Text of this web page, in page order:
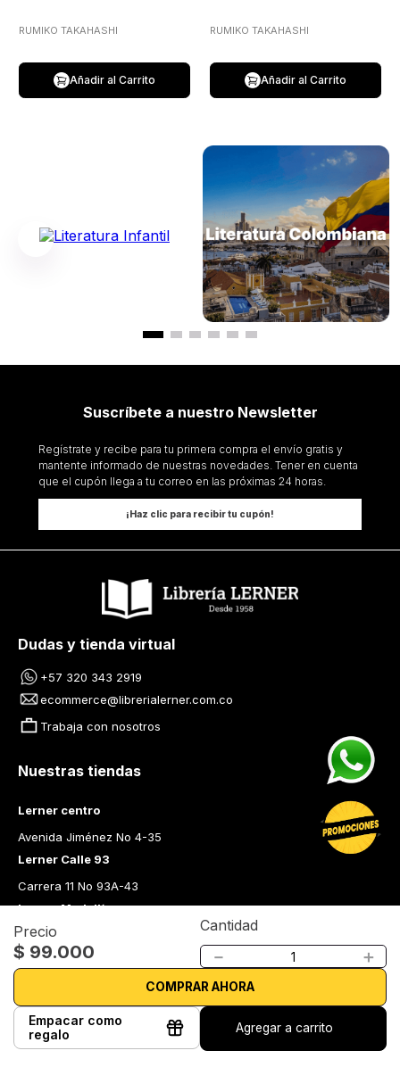
Precio
$ 99.000
Cantidad
＋
－
COMPRAR AHORA
Empacar como
regalo
Agregar a carrito
RUMIKO TAKAHASHI
Añadir al Carrito
RUMIKO TAKAHASHI
Añadir al Carrito
Suscríbete a nuestro Newsletter
Regístrate y recibe para tu primera compra el envío gratis y
mantente informado de nuestras novedades. Tener en cuenta
que el cupón llega a tu correo en las próximas 24 horas.
¡Haz clic para recibir tu cupón!
Dudas y tienda virtual
+57 320 343 2919
ecommerce@librerialerner.com.co
Trabaja con nosotros
Nuestras tiendas
Lerner centro
Avenida Jiménez No 4-35
Lerner Calle 93
Carrera 11 No 93A-43
Lerner Medellín
Carrera 43 A No. 05 A - 113 Local 103 Edificio One Plaza PH
Medellín Colombia
Librería Lerner - Comprar libros en Colombia
Quiénes somos
Librerías